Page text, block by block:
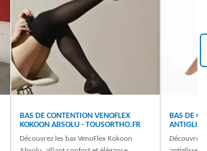
BAS DE CONTENTION VENOFLEX
KOKOON ABSOLU - TOUSORTHO.FR
Découvrez les bas VenoFlex Kokoon
BAS DE
Découvrez